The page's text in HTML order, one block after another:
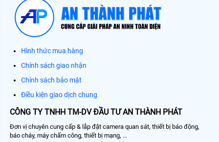
Hình thức mua hàng
Chính sách giao nhận
Chính sách bảo mật
Điều kiện giao dịch chung
CÔNG TY TNHH TM-DV ĐẦU TƯ AN THÀNH PHÁT
Đơn vị chuyên cung cấp & lắp đặt camera quan sát, thiết bị báo động,
báo cháy, máy chấm công, thiết bị mạng, ...